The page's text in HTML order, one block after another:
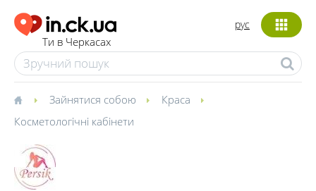
Ти в Черкасах
рус
Зайнятися собою
Краса
Косметологічні кабінети